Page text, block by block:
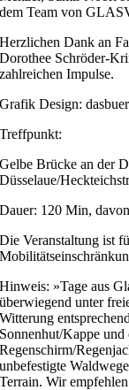
dem Team von
Herzlichen Dank an
Dorothee Schröder-
zahlreichen Impulse.
Grafik Design:
Treffpunkt:
Gelbe Brücke an der
Düsselaue/
Dauer: 120 Min,
Die Veranstaltung ist
Hinweis: »Tage aus
überwiegend unter
Witterung
Sonnenhut/Kappe und
Regenschirm/
unbefestigte
Terrain. Wir